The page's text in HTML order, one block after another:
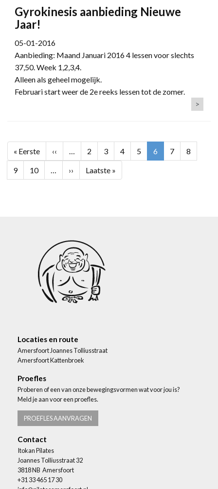
Gyrokinesis aanbieding Nieuwe
Jaar!
05-01-2016
Aanbieding: Maand Januari 2016 4 lessen voor slechts
37,50. Week 1,2,3,4.
Alleen als geheel mogelijk.
Februari start weer de 2e reeks lessen tot de zomer.
>
Paginering
Eerste
pagina
« Eerste
Vorige
pagina
‹‹ … Page
2 Page
3 Page
4 Page
5
Huidige
pagina
6 Page
7 Page
8
Page
9 Page
10 …
Volgende
pagina
››
Laatste
pagina
Laatste »
Locaties en route
Amersfoort Joannes Tolliusstraat
Amersfoort Kattenbroek
Proefles
Proberen of een van onze bewegingsvormen wat voor jou is?
Meld je aan voor een proefles.
PROEFLES AANVRAGEN
Contact
Itokan Pilates
Joannes Tolliusstraat 32
3818 NB Amersfoort
+31 33 465 17 30